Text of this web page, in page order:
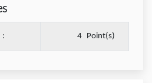
: 4 Point(s)